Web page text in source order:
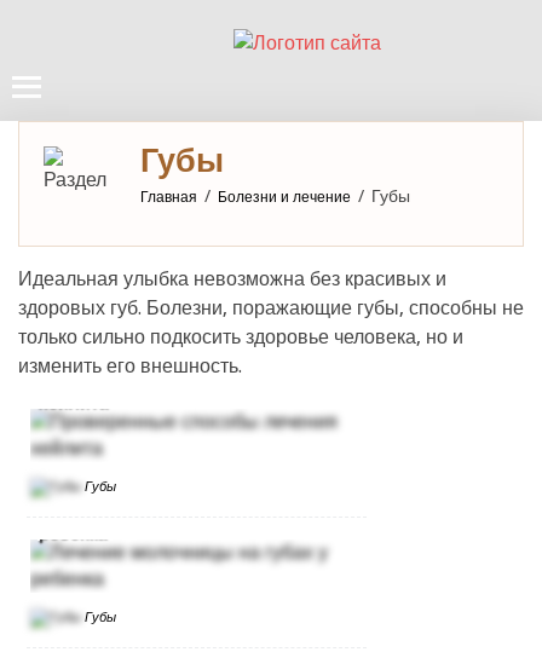
Губы
Главная / Болезни и лечение / Губы
Идеальная улыбка невозможна без красивых и
здоровых губ. Болезни, поражающие губы, способны не
только сильно подкосить здоровье человека, но и
изменить его внешность.
Проверенные способы лечения
Губы
Лечение молочницы на губах у
Губы